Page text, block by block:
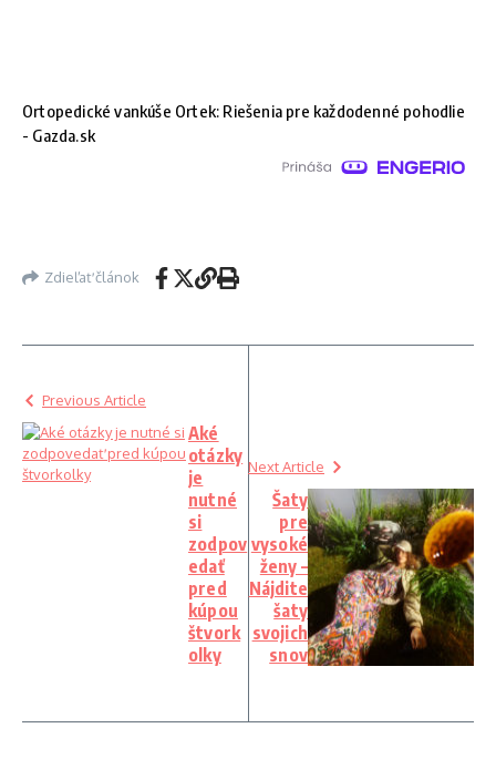
Ortopedické vankúše Ortek: Riešenia pre každodenné pohodlie
- Gazda.sk
Zdieľať článok
Previous Article
Aké
otázky
je
nutné
si
zodpov
edať
pred
kúpou
štvork
olky
Next Article
Šaty
pre
vysoké
ženy –
Nájdite
šaty
svojich
snov